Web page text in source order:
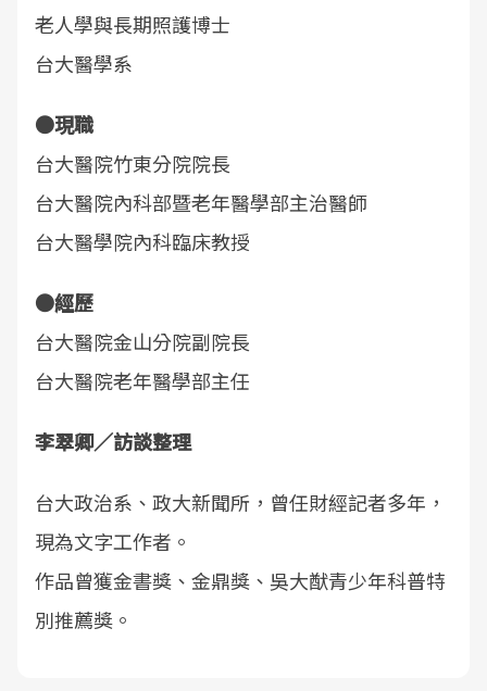
老人學與長期照護博士
台大醫學系
●現職
台大醫院竹東分院院長
台大醫院內科部暨老年醫學部主治醫師
台大醫學院內科臨床教授
●經歷
台大醫院金山分院副院長
台大醫院老年醫學部主任
李翠卿／訪談整理
台大政治系、政大新聞所，曾任財經記者多年，
現為文字工作者。
作品曾獲金書獎、金鼎獎、吳大猷青少年科普特
別推薦獎。